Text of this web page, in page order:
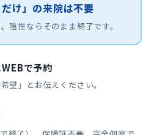
だけ」の来院は不要
陰性ならそのまま終了です。
で予約
望」とお伝えください。